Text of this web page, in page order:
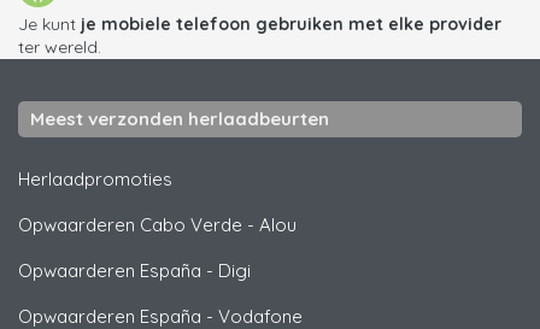
Je kunt je mobiele telefoon gebruiken met elke provider
ter wereld.
Meest verzonden herlaadbeurten
Herlaadpromoties
Opwaarderen Cabo Verde - Alou
Opwaarderen España - Digi
Opwaarderen España - Vodafone